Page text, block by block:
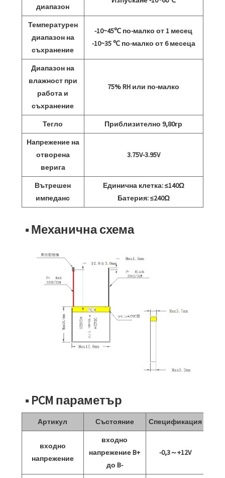
диапазон
Температурен
диапазон на
съхранение
-10~45℃ по-малко от 1 месец
-10~35 ℃ по-малко от 6 месеца
Диапазон на
влажност при
работа и
съхранение
75% RH или по-малко
Тегло
Приблизително 9,80гр
Напрежение на
отворена
верига
3.75V-3.95V
Вътрешен
импеданс
Единична клетка: ≤140Ω
Батерия: ≤240Ω
■ Механична схема
■ PCM параметър
Артикул Състояние Спецификация
входно
напрежение
входно
напрежение B+
до B-
-0,3～+12V